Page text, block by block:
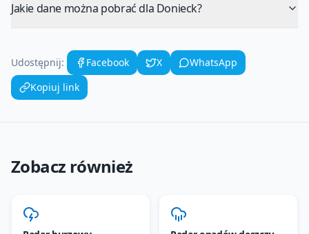
Jakie dane można pobrać dla Donieck?
Udostępnij: Facebook X
WhatsApp
Kopiuj link
Zobacz również